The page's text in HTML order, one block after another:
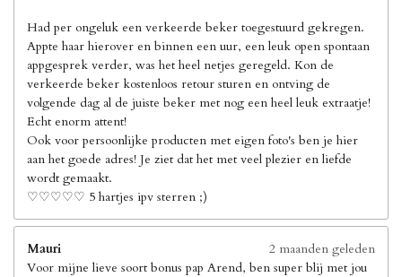
Had per ongeluk een verkeerde beker toegestuurd gekregen.
Appte haar hierover en binnen een uur, een leuk open spontaan
appgesprek verder, was het heel netjes geregeld. Kon de
verkeerde beker kostenloos retour sturen en ontving de
volgende dag al de juiste beker met nog een heel leuk extraatje!
Echt enorm attent!
Ook voor persoonlijke producten met eigen foto's ben je hier
aan het goede adres! Je ziet dat het met veel plezier en liefde
wordt gemaakt.
♡♡♡♡♡ 5 hartjes ipv sterren ;)
Mauri
2 maanden geleden
Voor mijne lieve soort bonus pap Arend, ben super blij met jou